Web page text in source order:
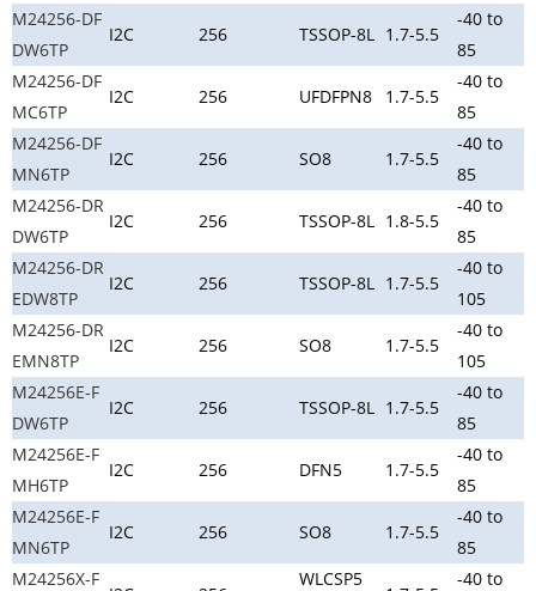
M24256-DF
DW6TP
I2C 256 TSSOP-8L 1.7-5.5
-40 to
85
M24256-DF
MC6TP
I2C 256 UFDFPN8 1.7-5.5
-40 to
85
M24256-DF
MN6TP
I2C 256 SO8 1.7-5.5
-40 to
85
M24256-DR
DW6TP
I2C 256 TSSOP-8L 1.8-5.5
-40 to
85
M24256-DR
EDW8TP
I2C 256 TSSOP-8L 1.7-5.5
-40 to
105
M24256-DR
EMN8TP
I2C 256 SO8 1.7-5.5
-40 to
105
M24256E-F
DW6TP
I2C 256 TSSOP-8L 1.7-5.5
-40 to
85
M24256E-F
MH6TP
I2C 256 DFN5 1.7-5.5
-40 to
85
M24256E-F
MN6TP
I2C 256 SO8 1.7-5.5
-40 to
85
M24256X-F
WLCSP5 -40 to